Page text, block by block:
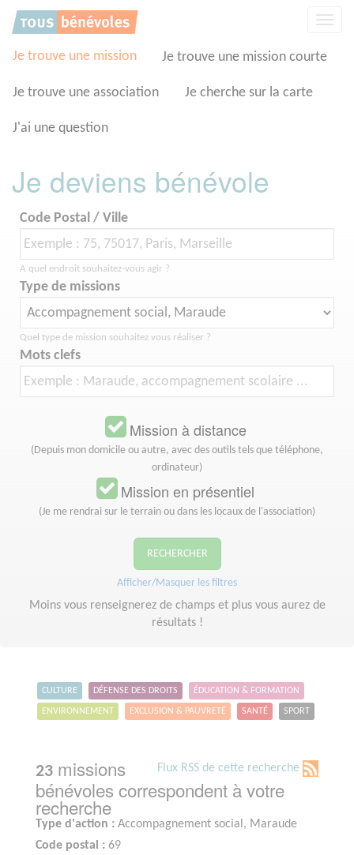
Je trouve une mission Je trouve une mission courte
Je trouve une association Je cherche sur la carte
J'ai une question
Je deviens bénévole
Code Postal / Ville
A quel endroit souhaitez-vous agir ?
Type de missions
Quel type de mission souhaitez vous réaliser ?
Mots clefs
Mission à distance
(Depuis mon domicile ou autre, avec des outils tels que téléphone,
ordinateur)
Mission en présentiel
(Je me rendrai sur le terrain ou dans les locaux de l'association)
RECHERCHER
Afficher/Masquer les filtres
Moins vous renseignerez de champs et plus vous aurez de
résultats !
CULTURE DÉFENSE DES DROITS ÉDUCATION & FORMATION
ENVIRONNEMENT EXCLUSION & PAUVRETÉ SANTÉ SPORT
Flux RSS de cette recherche
23 missions
bénévoles correspondent à votre
recherche
Type d'action : Accompagnement social, Maraude
Code postal : 69
Panneau de gestion des cookies